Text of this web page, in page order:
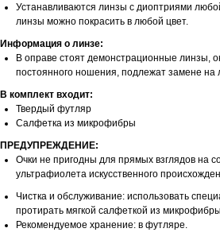
Устанавливаются линзы с диоптриями
линзы можно покрасить в любой цвет.
Информация о линзе:
В оправе стоят демонстрационные линзы,
постоянного ношения, подлежат замене
В комплект входит:
Твердый футляр
Салфетка из микрофибры
ПРЕДУПРЕЖДЕНИЕ:
Очки не пригодны для прямых взглядов на
ультрафиолета искусственного
Чистка и обслуживание: использовать
протирать мягкой салфеткой из
Рекомендуемое хранение: в футляре.